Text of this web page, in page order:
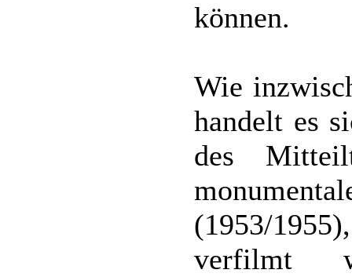
können.
Wie
handelt es
des
(1953/
verfilmt